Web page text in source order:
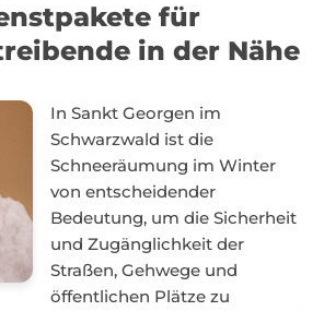
für
in der Nähe
In Sankt Georgen im
Schwarzwald ist die
Schneeräumung im Winter
von entscheidender
Bedeutung, um die Sicherheit
und Zugänglichkeit der
Straßen, Gehwege und
öffentlichen Plätze zu